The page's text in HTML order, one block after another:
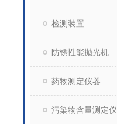
检测装置
防锈性能抛光机
药物测定仪器
污染物含量测定仪